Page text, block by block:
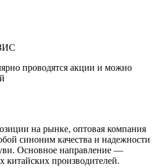
проводятся акции и можно
на рынке, оптовая компания
синоним качества и надежности
Основное направление —
китайских производителей.